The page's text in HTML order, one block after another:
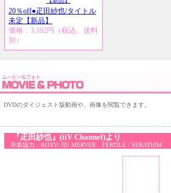
20％off●疋田紗也/タイトル
未定【新品】
価格：3,192円（税込、送料
別）
DVDのダイジェスト版動画や、画像を閲覧できます。
『疋田紗也』(iiV Channel)より
衣装協力：ROXY/ 印/ MERVER FERTILE / SERATHIM